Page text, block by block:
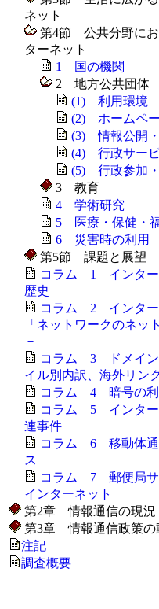
ネット
第4節 公共分野に
ターネット
1 国の機関
2 地方公共団体
(1) 利用環境
(2) ホームペ
(3) 情報公開
(4) 行政サー
(5) 行政参加
3 教育
4 学術研究
5 医療・保健・
6 災害時の利用
第5節 課題と展望
コラム 1 インター
歴史
コラム 2 インター
「ネットワークのネッ
－
コラム 3 ドメイン
イル別内訳、海外リン
コラム 4 暗号の利
コラム 5 インター
連事件
コラム 6 移動体通
ス
コラム 7 郵便局サ
インターネット
第2章 情報通信の現況
第3章 情報通信政策の
注記
調査概要